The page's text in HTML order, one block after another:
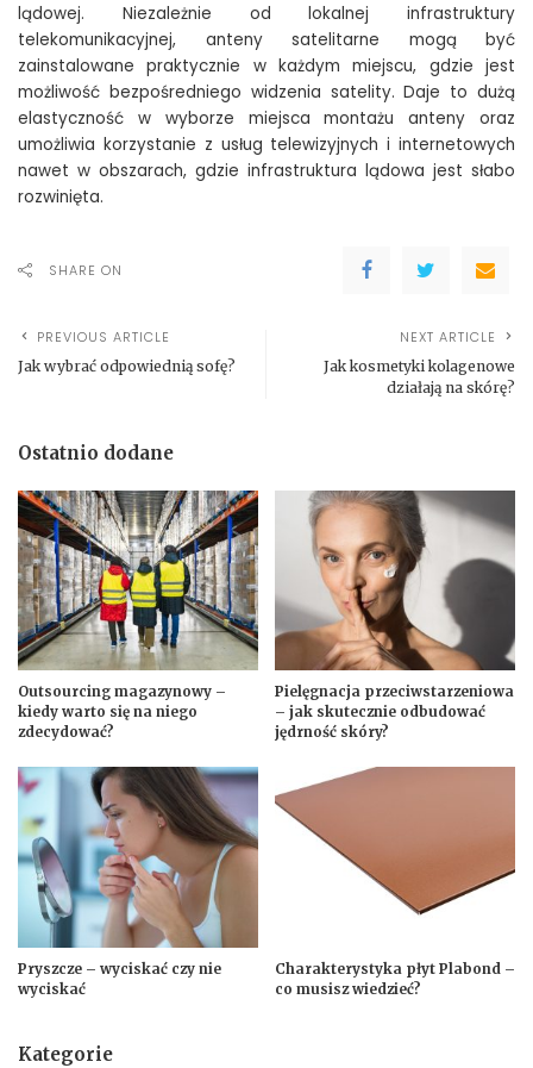
lądowej. Niezależnie od lokalnej infrastruktury
telekomunikacyjnej, anteny satelitarne mogą być
zainstalowane praktycznie w każdym miejscu, gdzie jest
możliwość bezpośredniego widzenia satelity. Daje to dużą
elastyczność w wyborze miejsca montażu anteny oraz
umożliwia korzystanie z usług telewizyjnych i internetowych
nawet w obszarach, gdzie infrastruktura lądowa jest słabo
rozwinięta.
SHARE ON
PREVIOUS ARTICLE
Jak wybrać odpowiednią sofę?
NEXT ARTICLE
Jak kosmetyki kolagenowe
działają na skórę?
Ostatnio dodane
Outsourcing magazynowy –
kiedy warto się na niego
zdecydować?
Pielęgnacja przeciwstarzeniowa
– jak skutecznie odbudować
jędrność skóry?
Pryszcze – wyciskać czy nie
wyciskać
Charakterystyka płyt Plabond –
co musisz wiedzieć?
Kategorie